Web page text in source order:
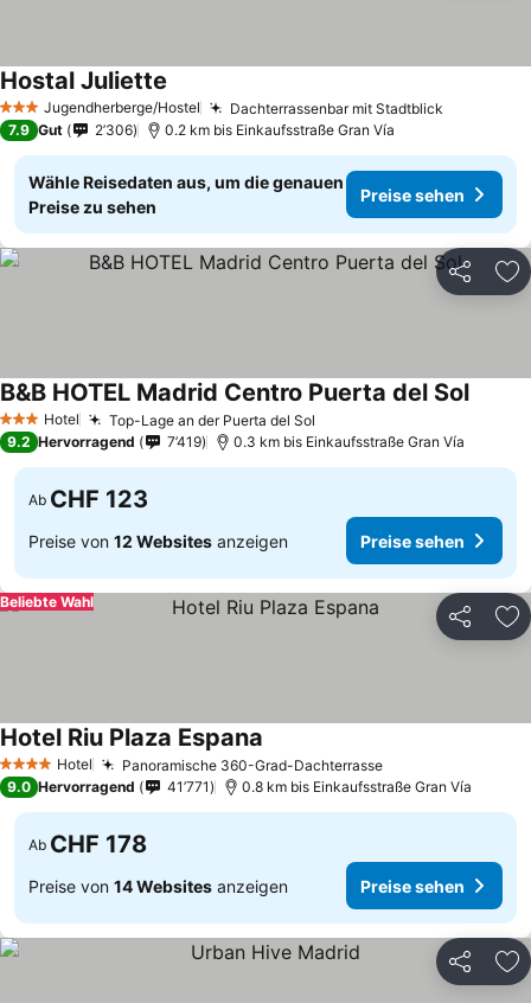
3 SterneJugendherberge/Hostel Dachterrassenbar mit Stadtblick
Hostal Juliette
7.9 Gut 2’306 0.2 km bis Einkaufsstraße Gran Vía
Wähle Reisedaten aus, um die genauen
Preise zu sehen
Preise sehen
Teilen
3 SterneHotel Top-Lage an der Puerta del Sol
B&B HOTEL Madrid Centro Puerta del SolPreise
9.2 Hervorragend 7’419 0.3 km bis Einkaufsstraße Gran Vía
Ab CHF 123
Preise von 12 Websites anzeigen Preise sehen
Teilen
Beliebte Wahl
4 Sterne Hotel Panoramische 360-Grad-DachterrassePreise sehen
Hotel Riu Plaza Espana
9.0 Hervorragend 41’771 0.8 km bis Einkaufsstraße Gran Vía
Ab CHF 178
Preise von 14 Websites anzeigen Preise sehen
Teilen